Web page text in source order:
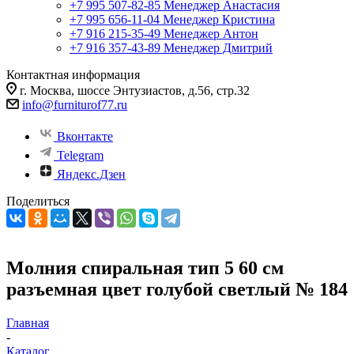
+7 995 507-82-85 Менеджер Анастасия
+7 995 656-11-04 Менеджер Кристина
+7 916 215-35-49 Менеджер Антон
+7 916 357-43-89 Менеджер Дмитрий
Контактная информация
г. Москва, шоссе Энтузиастов, д.56, стр.32
info@furniturof77.ru
Вконтакте
Telegram
Яндекс.Дзен
Поделиться
Молния спиральная тип 5 60 см
разъемная цвет голубой светлый № 184
Главная
-
Каталог